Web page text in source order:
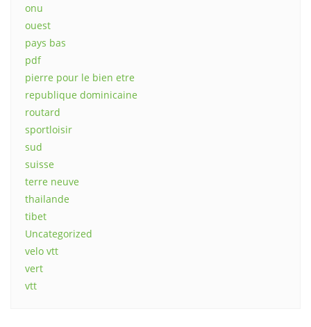
onu
ouest
pays bas
pdf
pierre pour le bien etre
republique dominicaine
routard
sportloisir
sud
suisse
terre neuve
thailande
tibet
Uncategorized
velo vtt
vert
vtt